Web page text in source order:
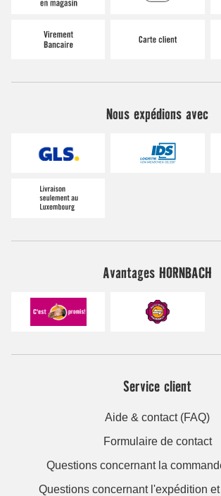
Nous expédions avec
Avantages HORNBACH
Service client
Aide & contact (FAQ)
Formulaire de contact
Questions concernant la
Questions concernant l'expédition